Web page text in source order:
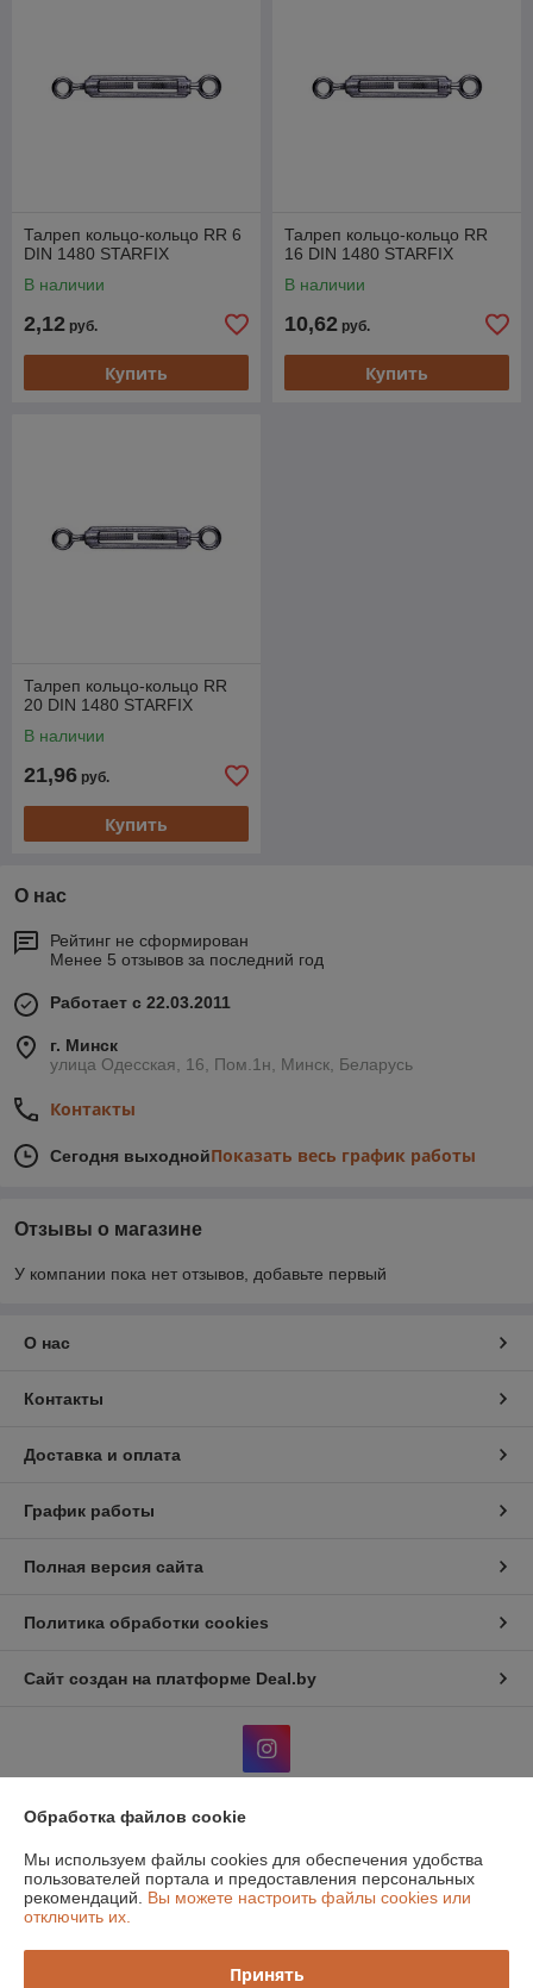
Талреп кольцо-кольцо RR 6
DIN 1480 STARFIX
В наличии
2,12 руб.
Купить
Талреп кольцо-кольцо RR
16 DIN 1480 STARFIX
В наличии
10,62 руб.
Купить
Талреп кольцо-кольцо RR
20 DIN 1480 STARFIX
В наличии
21,96 руб.
Купить
О нас
Рейтинг не сформирован
Менее 5 отзывов за последний год
Работает с 22.03.2011
г. Минск
улица Одесская, 16, Пом.1н, Минск, Беларусь
Контакты
Сегодня выходнойПоказать весь график работы
Отзывы о магазине
У компании пока нет отзывов, добавьте первый
О нас
Контакты
Доставка и оплата
График работы
Полная версия сайта
Политика обработки cookies
Сайт создан на платформе Deal.by
Юридическое лицо:Общество с дополнительной отвественностью
"Атон классик"
220131, г. Минск, 1й Измайловский пер, 51, ком.1
Регистрационный номер ЕГР: 190516319
Обработка файлов cookie
Мы используем файлы cookies для обеспечения удобства
пользователей портала и предоставления персональных
рекомендаций. Вы можете настроить файлы cookies или
отключить их.
Принять